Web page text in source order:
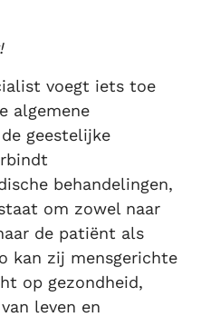
voegt iets toe
algemene
geestelijke
behandelingen,
om zowel naar
de patiënt als
kan zij mensgerichte
op gezondheid,
leven en